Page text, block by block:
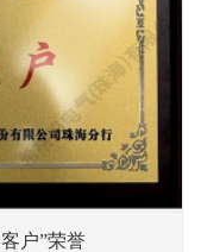
户”荣誉